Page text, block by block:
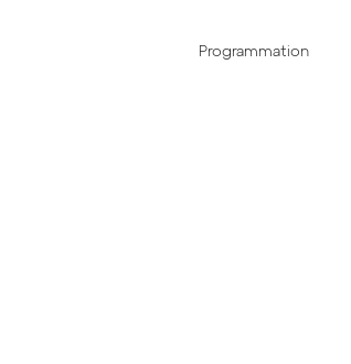
Programmation